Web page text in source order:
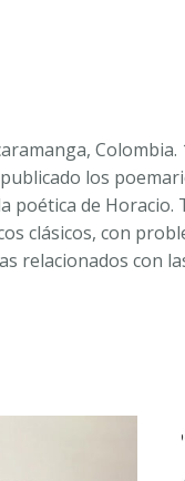
los
poética de Horacio.
clásicos, con
relacionados con